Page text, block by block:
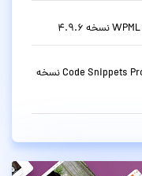
افزونه حرفه‌ای مدیریت قطعه‌کدهای وردپرس Code Snippets Pro نسخه